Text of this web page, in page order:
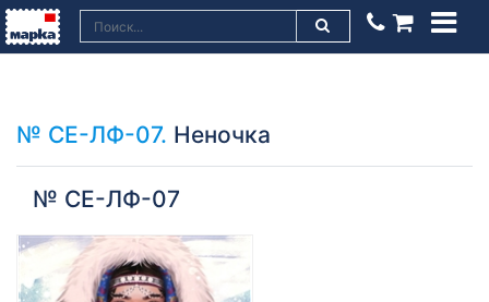
№ СЕ-ЛФ-07. Неночка
№ СЕ-ЛФ-07